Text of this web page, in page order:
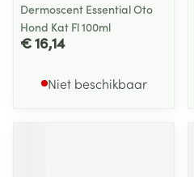
Dermoscent Essential Oto
Hond Kat Fl 100ml
€ 16,14
Niet beschikbaar